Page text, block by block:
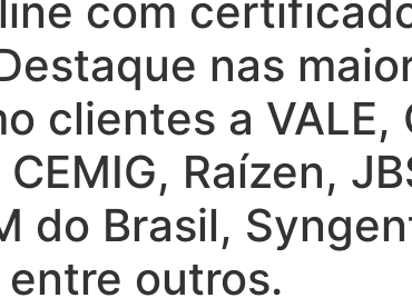
com
nas
clientes a VALE,
Raízen,
do Brasil,
outros.